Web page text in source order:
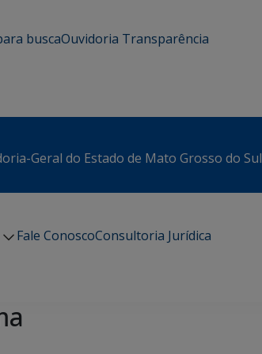
buscaOuvidoria Transparência
Geral do Estado de Mato Grosso do Sul
Fale ConoscoConsultoria Jurídica